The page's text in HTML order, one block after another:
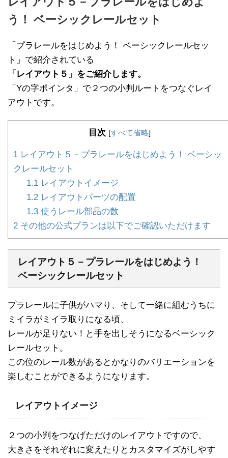
う！ ベーシックレールセット
「プラレールをはじめよう！ ベーシックレールセッ
ト」で紹介されている
「レイアウト５」をご紹介します。
「Yの字ポインタ」で２つの小判ルートをつなぐレイ
アウトです。
目次 [すべて省略]
1 レイアウト５－プラレールをはじめよう！ ベーシッ
クレールセット
1.1レイアウトイメージ
1.2レイアウトパーツの配置
1.3使うレール部品の数
2 その他の公式プランは以下でご確認いただけます
レイアウト５－プラレールをはじめよう！
ベーシックレールセット
プラレールに子供がハマり、そして一緒に組むうちに
ミイラがミイラ取りになる頃、
レールが足りない！と手を出しそうになるベーシック
レールセット。
この位のレール数があるとかなりのバリエーションを
楽しむことができるようになります。
レイアウトイメージ
２つの小判をつなげただけのレイアウトですので、
大きさをそれぞれに変えたりとカスタマイズがしやす